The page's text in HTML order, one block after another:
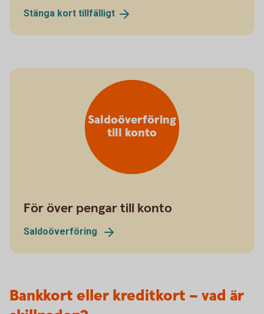
Stänga kort tillfälligt
Saldoöverföring
till konto
För över pengar till konto
Saldoöverföring
Bankkort eller kreditkort – vad är